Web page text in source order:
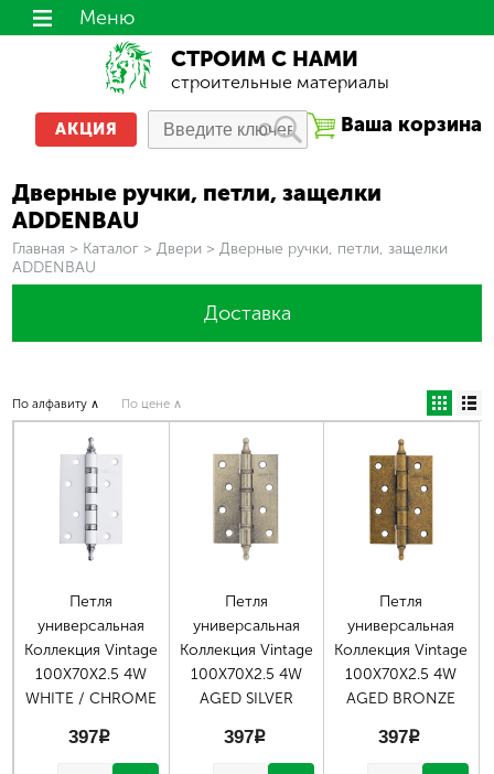
СТРОИМ С НАМИ
строительные материалы
Ваша корзина
АКЦИЯ
Меню
Дверные ручки, петли, защелки
ADDENBAU
Вы здесь
Главная > Каталог > Двери > Дверные ручки, петли, защелки
ADDENBAU
Доставка
По алфавиту ∧ По цене ∧
Петля
универсальная
Коллекция Vintage
100X70X2.5 4W
WHITE / CHROME
397p
Петля
универсальная
Коллекция Vintage
100X70X2.5 4W
AGED SILVER
397p
Петля
универсальная
Коллекция Vintage
100X70X2.5 4W
AGED BRONZE
397p